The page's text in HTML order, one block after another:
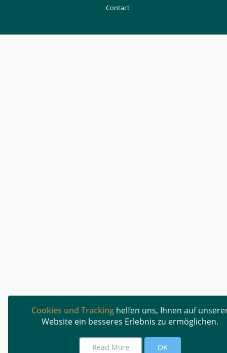
Cookies und Tracking helfen uns, Ihnen auf
Website ein besseres Erlebnis zu ermöglichen.
Read More OK
Contact